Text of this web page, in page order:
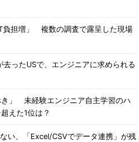
負担増」 複数の調査で露呈した現場
去ったUSで、エンジニアに求められる
」 未経験エンジニア自主学習のハ
えた1位は？
い、「Excel/CSVでデータ連携」が残